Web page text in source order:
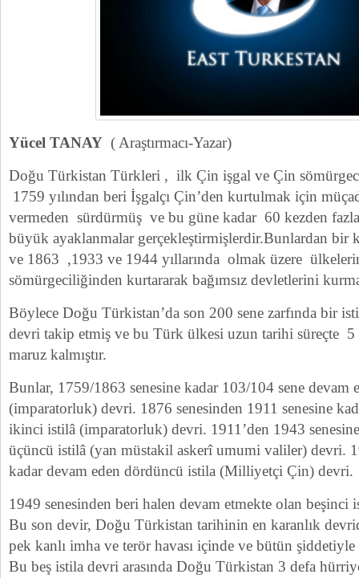
Yücel TANAY ( Araştırmacı-Yazar)
Doğu Türkistan Türkleri , ilk Çin işgal ve Çin
1759 yılından beri İşgalçı Çin’den kurtulmak için
vermeden sürdürmüş ve bu güne kadar 60 kezden
büyük ayaklanmalar gerçekleştirmişlerdir.Bunlardan bir
ve 1863 ,1933 ve 1944 yıllarında olmak üzere
sömürgeciliğinden kurtararak bağımsız devletlerini
Böylece Doğu Türkistan’da son 200 sene zarfında bir
devri takip etmiş ve bu Türk ülkesi uzun tarihi süreçte 5
maruz kalmıştır.
Bunlar, 1759/1863 senesine kadar 103/104 sene devam
(imparatorluk) devri. 1876 senesinden 1911 senesine
ikinci istilâ (imparatorluk) devri. 1911’den 1943
üçüncü istilâ (yan müstakil askerî umumi valiler) devri.
kadar devam eden dördüncü istila (Milliyetçi Çin) devri.
1949 senesinden beri halen devam etmekte olan beşinci
Bu son devir, Doğu Türkistan tarihinin en karanlık
pek kanlı imha ve terör havası içinde ve bütün
Bu beş istila devri arasında Doğu Türkistan 3 defa